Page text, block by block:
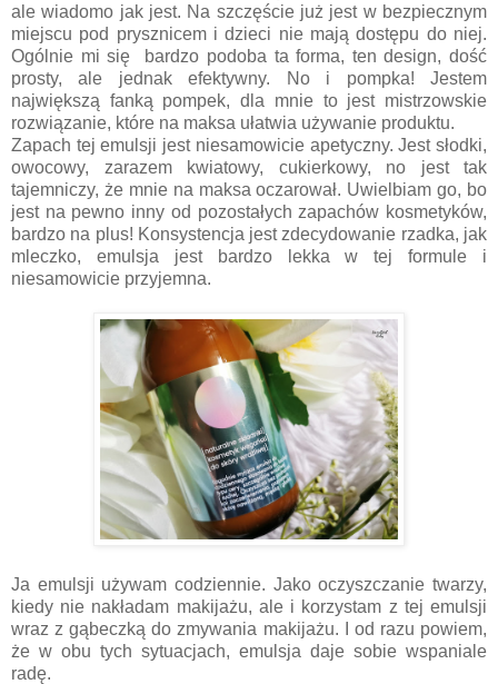
ale wiadomo jak jest. Na szczęście już jest w bezpiecznym
miejscu pod prysznicem i dzieci nie mają dostępu do niej.
Ogólnie mi się bardzo podoba ta forma, ten design, dość
prosty, ale jednak efektywny. No i pompka! Jestem
największą fanką pompek, dla mnie to jest mistrzowskie
rozwiązanie, które na maksa ułatwia używanie produktu.
Zapach tej emulsji jest niesamowicie apetyczny. Jest słodki,
owocowy, zarazem kwiatowy, cukierkowy, no jest tak
tajemniczy, że mnie na maksa oczarował. Uwielbiam go, bo
jest na pewno inny od pozostałych zapachów kosmetyków,
bardzo na plus! Konsystencja jest zdecydowanie rzadka, jak
mleczko, emulsja jest bardzo lekka w tej formule i
niesamowicie przyjemna.
Ja emulsji używam codziennie. Jako oczyszczanie twarzy,
kiedy nie nakładam makijażu, ale i korzystam z tej emulsji
wraz z gąbeczką do zmywania makijażu. I od razu powiem,
że w obu tych sytuacjach, emulsja daje sobie wspaniale
radę.